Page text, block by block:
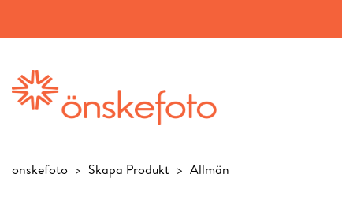
onskefoto Skapa Produkt Allmän